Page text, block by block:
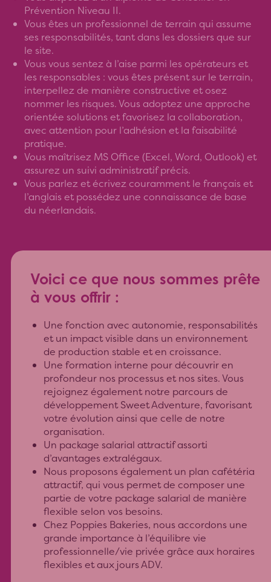
Prévention Niveau II.
Vous êtes un professionnel de terrain qui assume
ses responsabilités, tant dans les dossiers que sur
le site.
Vous vous sentez à l’aise parmi les opérateurs et
les responsables : vous êtes présent sur le terrain,
interpellez de manière constructive et osez
nommer les risques. Vous adoptez une approche
orientée solutions et favorisez la collaboration,
avec attention pour l’adhésion et la faisabilité
pratique.
Vous maîtrisez MS Office (Excel, Word, Outlook) et
assurez un suivi administratif précis.
Vous parlez et écrivez couramment le français et
l’anglais et possédez une connaissance de base
du néerlandais.
Voici ce que nous sommes prête
à vous offrir :
Une fonction avec autonomie, responsabilités
et un impact visible dans un environnement
de production stable et en croissance.
Une formation interne pour découvrir en
profondeur nos processus et nos sites. Vous
rejoignez également notre parcours de
développement Sweet Adventure, favorisant
votre évolution ainsi que celle de notre
organisation.
Un package salarial attractif assorti
d’avantages extralégaux.
Nous proposons également un plan cafétéria
attractif, qui vous permet de composer une
partie de votre package salarial de manière
flexible selon vos besoins.
Chez Poppies Bakeries, nous accordons une
grande importance à l’équilibre vie
professionnelle/vie privée grâce aux horaires
flexibles et aux jours ADV.